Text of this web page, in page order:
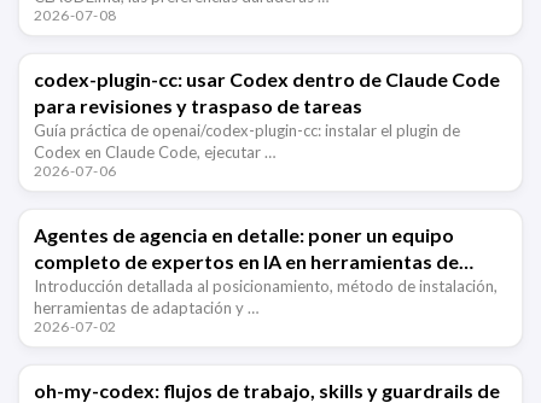
2026-07-08
codex-plugin-cc: usar Codex dentro de Claude Code
para revisiones y traspaso de tareas
Guía práctica de openai/codex-plugin-cc: instalar el plugin de
Codex en Claude Code, ejecutar …
2026-07-06
Agentes de agencia en detalle: poner un equipo
completo de expertos en IA en herramientas de
desarrollo
Introducción detallada al posicionamiento, método de instalación,
herramientas de adaptación y …
2026-07-02
oh-my-codex: flujos de trabajo, skills y guardrails de